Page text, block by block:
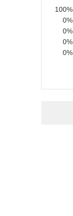
100%
0%
0%
0%
0%